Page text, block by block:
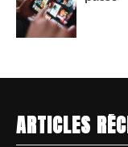
ARTICLES